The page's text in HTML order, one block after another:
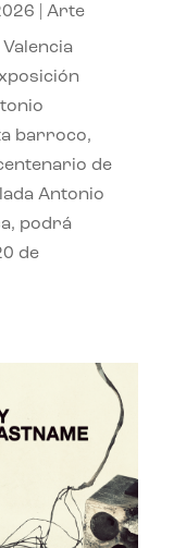
Arte
barroco,
de
Antonio
podrá
de